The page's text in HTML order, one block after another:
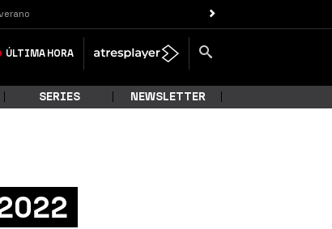
ÚLTIMA HORA
SERIES NEWSLETTER